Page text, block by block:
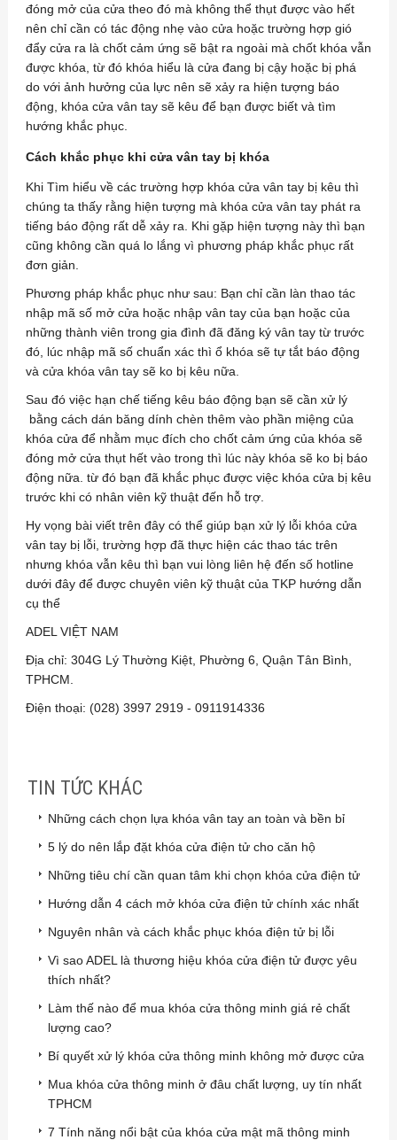
đóng mở của cửa theo đó mà không thể thụt được vào hết
nên chỉ cần có tác động nhẹ vào cửa hoặc trường hợp gió
đẩy cửa ra là chốt cảm ứng sẽ bật ra ngoài mà chốt khóa vẫn
được khóa, từ đó khóa hiểu là cửa đang bị cậy hoặc bị phá
do với ảnh hưởng của lực nên sẽ xảy ra hiện tượng báo
động, khóa cửa vân tay sẽ kêu để bạn được biết và tìm
hướng khắc phục.
Cách khắc phục khi cửa vân tay bị khóa
Khi Tìm hiểu về các trường hợp khóa cửa vân tay bị kêu thì
chúng ta thấy rằng hiện tượng mà khóa cửa vân tay phát ra
tiếng báo động rất dễ xảy ra. Khi gặp hiện tượng này thì bạn
cũng không cần quá lo lắng vì phương pháp khắc phục rất
đơn giản.
Phương pháp khắc phục như sau: Bạn chỉ cần làn thao tác
nhập mã số mở cửa hoặc nhập vân tay của bạn hoặc của
những thành viên trong gia đình đã đăng ký vân tay từ trước
đó, lúc nhập mã số chuẩn xác thì ổ khóa sẽ tự tắt báo động
và cửa khóa vân tay sẽ ko bị kêu nữa.
Sau đó việc hạn chế tiếng kêu báo động bạn sẽ cần xử lý
bằng cách dán băng dính chèn thêm vào phần miệng của
khóa cửa để nhằm mục đích cho chốt cảm ứng của khóa sẽ
đóng mở cửa thụt hết vào trong thì lúc này khóa sẽ ko bị báo
động nữa. từ đó bạn đã khắc phục được việc khóa cửa bị kêu
trước khi có nhân viên kỹ thuật đến hỗ trợ.
Hy vọng bài viết trên đây có thể giúp bạn xử lý lỗi khóa cửa
vân tay bị lỗi, trường hợp đã thực hiện các thao tác trên
nhưng khóa vẫn kêu thì bạn vui lòng liên hệ đến số hotline
dưới đây để được chuyên viên kỹ thuật của TKP hướng dẫn
cụ thể
ADEL VIỆT NAM
Địa chỉ: 304G Lý Thường Kiệt, Phường 6, Quận Tân Bình,
TPHCM.
Điện thoại: (028) 3997 2919 - 0911914336
TIN TỨC KHÁC
Những cách chọn lựa khóa vân tay an toàn và bền bỉ
5 lý do nên lắp đặt khóa cửa điện tử cho căn hộ
Những tiêu chí cần quan tâm khi chọn khóa cửa điện tử
Hướng dẫn 4 cách mở khóa cửa điện tử chính xác nhất
Nguyên nhân và cách khắc phục khóa điện tử bị lỗi
Vì sao ADEL là thương hiệu khóa cửa điện tử được yêu
thích nhất?
Làm thế nào để mua khóa cửa thông minh giá rẻ chất
lượng cao?
Bí quyết xử lý khóa cửa thông minh không mở được cửa
Mua khóa cửa thông minh ở đâu chất lượng, uy tín nhất
TPHCM
7 Tính năng nổi bật của khóa cửa mật mã thông minh